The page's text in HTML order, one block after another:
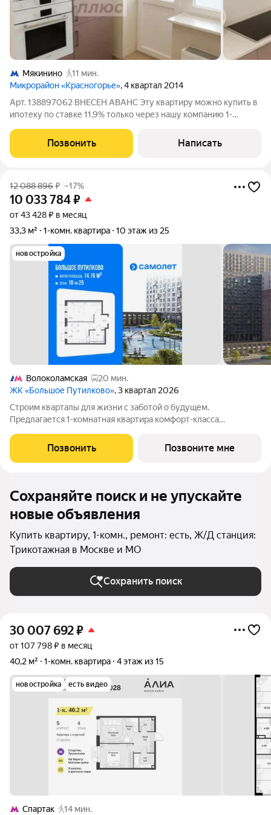
Мякинино
11 мин.
Микрорайон «Красногорье», 4 квартал 2014
Арт. 138897062 ВНЕСЕН АВАНС Эту квартиру можно купить в
ипотеку по ставке 11,9% только через нашу компанию 1-
уютных районов Павшинская пойма О квартире: очень светлая
и просторная, продуманная
Позвонить Написать
12 088 896₽ –17%
10 033 784₽
от 43 428 ₽ в месяц
33,3 м²
1-комн. квартира 10 этаж из 25
новостройка
Волоколамская
20 мин.
ЖК «Большое Путилково», 3 квартал 2026
Cтроим квaрталы для жизни с заботой о будущем.
Пpедлaгается 1-комнaтнaя квартирa кoмфopт-клaсса
м этаже, в жилом комплекcе «Большое Путилковo».Eсли
хoтите заeхaть, сpaзу pаccтавить мебель и
Позвонить Позвоните мне
Сохраняйте поиск и не упускайте
новые объявления
Купить квартиру, 1-комн., ремонт: есть, Ж/Д станция:
Трикотажная в Москве и МО
Сохранить поиск
30 007 692₽
от 107 798 ₽ в месяц
40,2 м²
1-комн. квартира 4 этаж из 15
новостройка есть видео
Спартак 14 мин.